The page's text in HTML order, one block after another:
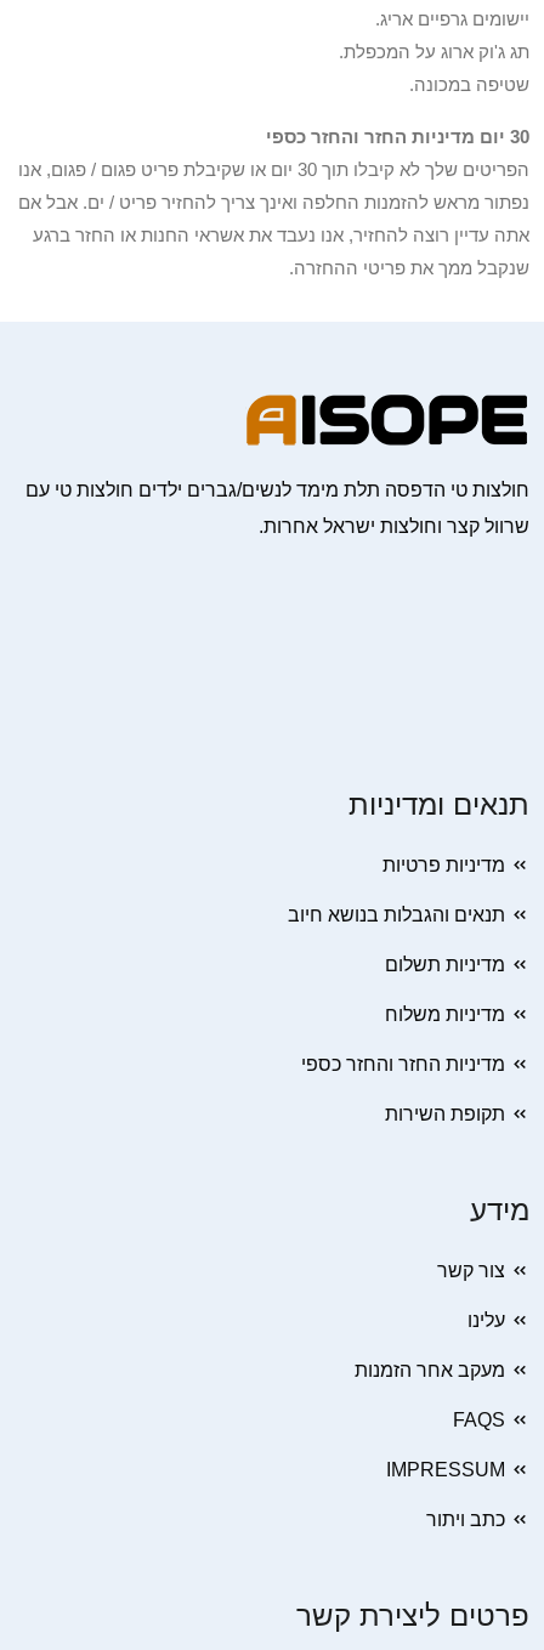
יישומים גרפיים אריג.
תג ג'וק ארוג על המכפלת.
שטיפה במכונה.
30 יום מדיניות החזר והחזר כספי
הפריטים שלך לא קיבלו תוך 30 יום או שקיבלת פריט פגום / פגום, אנו
נפתור מראש להזמנות החלפה ואינך צריך להחזיר פריט / ים. אבל אם
אתה עדיין רוצה להחזיר, אנו נעבד את אשראי החנות או החזר ברגע
שנקבל ממך את פריטי ההחזרה.
חולצות טי הדפסה תלת מימד לנשים/גברים ילדים חולצות טי עם
שרוול קצר וחולצות ישראל אחרות.
תנאים ומדיניות
מדיניות פרטיות
תנאים והגבלות בנושא חיוב
מדיניות תשלום
מדיניות משלוח
מדיניות החזר והחזר כספי
תקופת השירות
מידע
צור קשר
עלינו
מעקב אחר הזמנות
FAQS
IMPRESSUM
כתב ויתור
פרטים ליצירת קשר